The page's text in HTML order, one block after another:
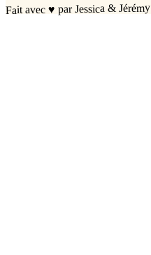
Fait avec♥ par Jessica & Jérémy